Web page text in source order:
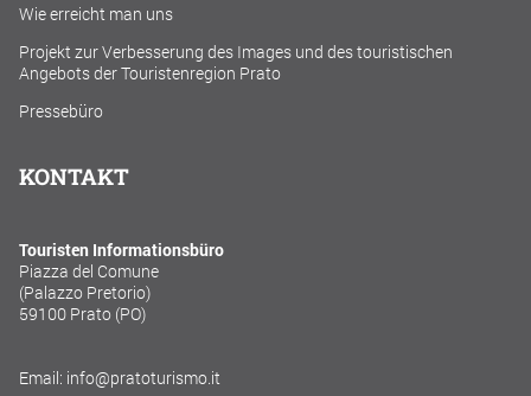
Wie erreicht man uns
Projekt zur Verbesserung des Images und des touristischen
Angebots der Touristenregion Prato
Pressebüro
KONTAKT
Touristen Informationsbüro
Piazza del Comune
(Palazzo Pretorio)
59100 Prato (PO)
Email: info@pratoturismo.it